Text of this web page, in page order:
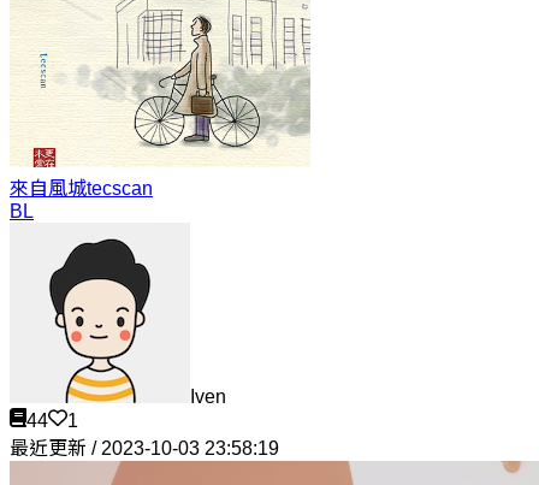
來自風城tecscan
BL
Iven
44
1
最近更新 / 2023-10-03 23:58:19